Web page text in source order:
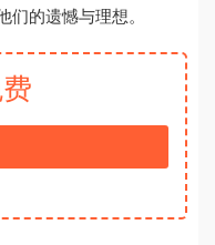
的遗憾与理想。